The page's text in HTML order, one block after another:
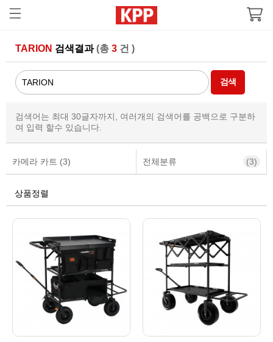
TARION 검색결과(총 3 건 )
검색어는 최대 30글자까지, 여러개의 검색어를 공백으로 구분하
여 입력 할수 있습니다.
카메라 카트 (3) 전체분류 (3)
상품정렬